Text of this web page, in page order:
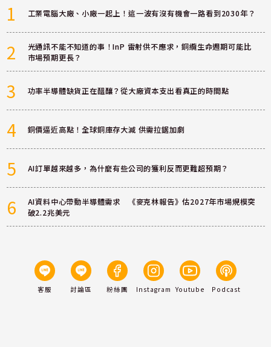
1 工業電腦大廠、小廠一起上！這一波有沒有機會一路看到2030年？
2
光通訊不能不知道的事！InP 雷射供不應求，銅纜生命週期可能比
市場預期更長？
3 功率半導體缺貨正在醞釀？從大廠資本支出看真正的時間點
4 銅價逼近高點！全球銅庫存大減 供需拉鋸加劇
5 AI訂單越來越多，為什麼有些公司的獲利反而更難超預期？
6
AI資料中心帶動半導體需求 《麥克林報告》估2027年市場規模突
破2.2兆美元
客服 討論區 粉絲團 Instagram Youtube Podcast